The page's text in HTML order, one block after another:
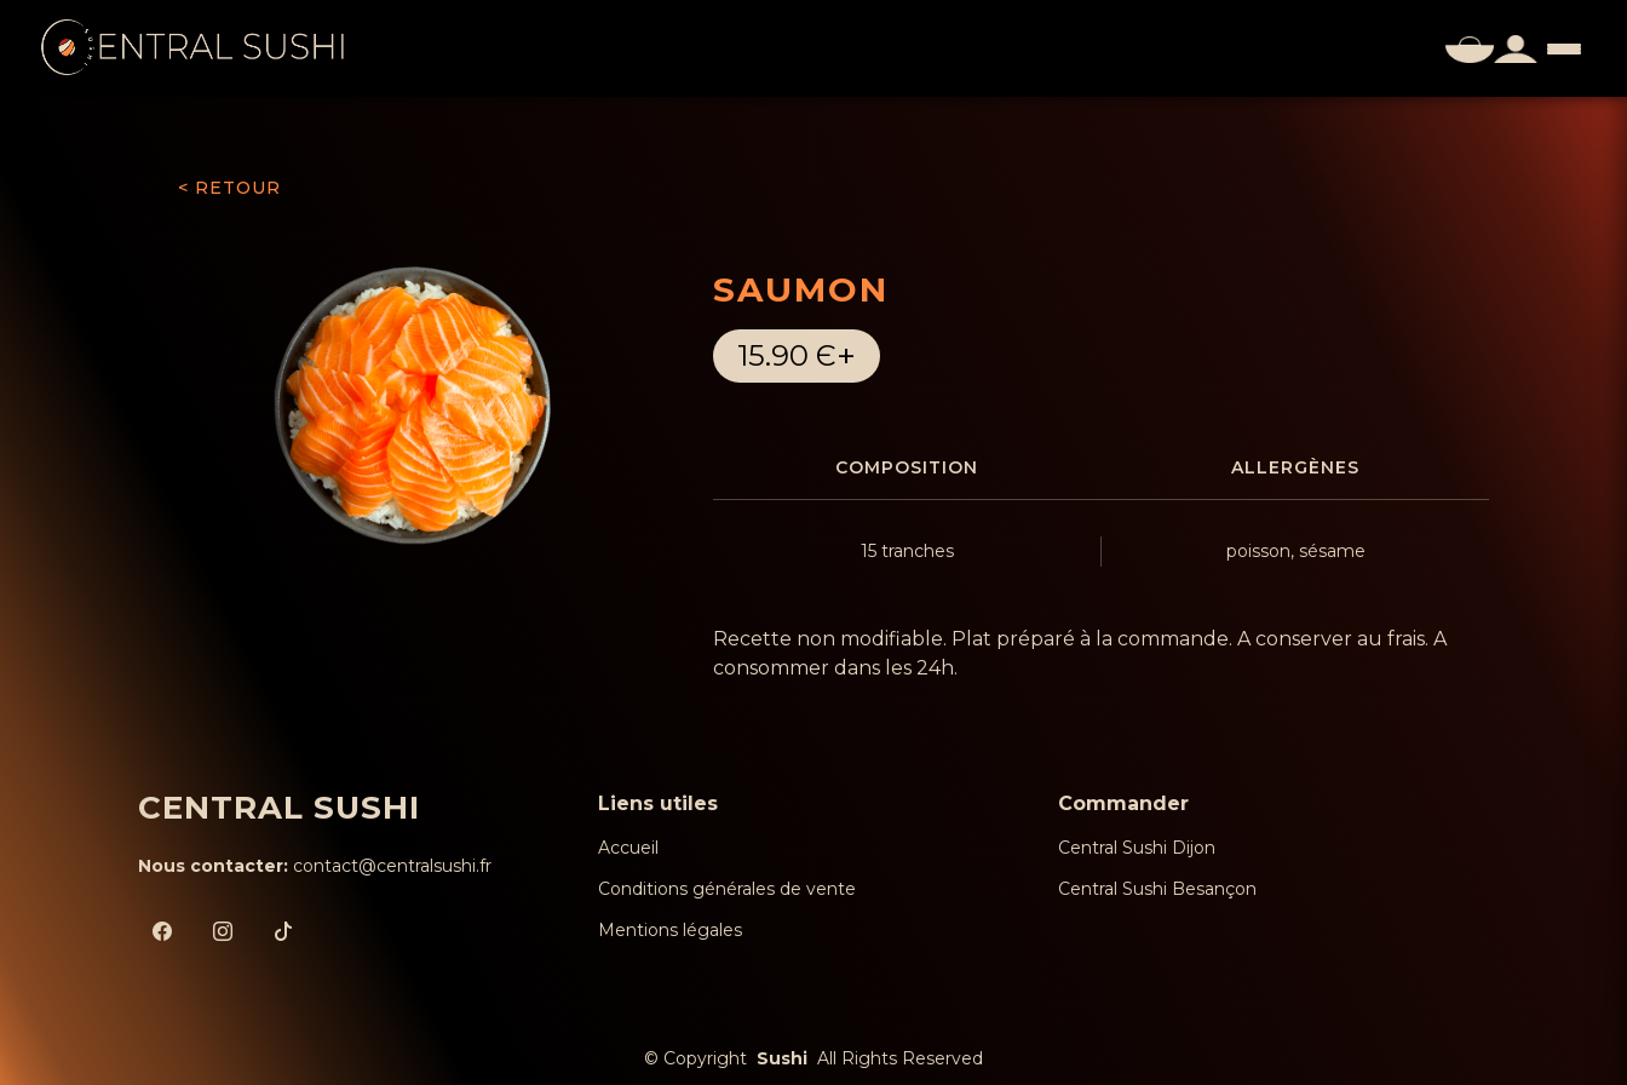
< RETOUR
SAUMON
15.90 Є+
COMPOSITION ALLERGÈNES
15 tranches poisson, sésame
Recette non modifiable. Plat préparé à la commande. A conserver au frais. A
consommer dans les 24h.
CENTRAL SUSHI
Nous contacter: contact@centralsushi.fr
Liens utiles
Accueil
Conditions générales de vente
Mentions légales
Commander
Central Sushi Dijon
Central Sushi Besançon
© Copyright Sushi All Rights Reserved